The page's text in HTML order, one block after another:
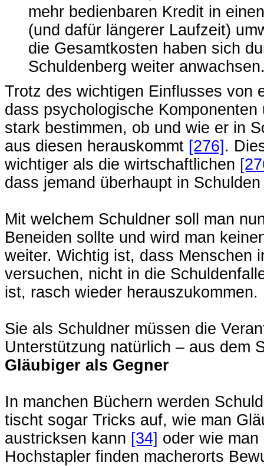
mehr bedienbaren Kredit in
(und dafür längerer Laufzeit)
die Gesamtkosten haben sich
Schuldenberg weiter
Trotz des wichtigen Einflusses von
dass psychologische
stark bestimmen, ob und wie er in
aus diesen herauskommt [276] .
wichtiger als die wirtschaftlichen
dass jemand überhaupt in
Mit welchem Schuldner soll man
Beneiden sollte und wird man
weiter. Wichtig ist, dass Menschen
versuchen, nicht in die
ist, rasch wieder herauszukommen.
Sie als Schuldner müssen die
Unterstützung natürlich – aus dem
Gläubiger als Gegner
In manchen Büchern werden
tischt sogar Tricks auf, wie man
austricksen kann [34] oder wie
Hochstapler finden macherorts